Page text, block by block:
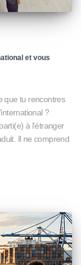
et vous
que tu rencontres
?
à l’étranger
Il ne comprend